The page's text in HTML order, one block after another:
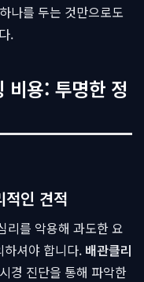
나를 두는 것만으로도
.
비용: 투명한 정
적인 견적
리를 악용해 과도한 요
셔야 합니다. 배관클리
경 진단을 통해 파악한